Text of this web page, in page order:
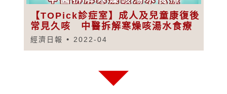
【TOPick診症室】成人及兒童康復後
常見久咳 中醫拆解寒燥咳湯水食療
經濟日報 2022-04